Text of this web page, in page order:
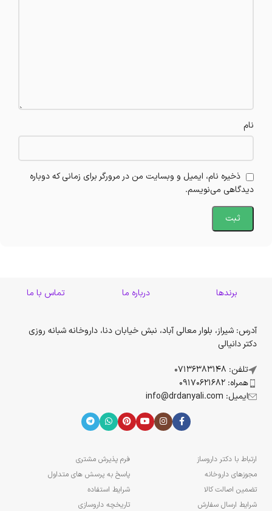
نام
ذخیره نام، ایمیل و وبسایت من در مرورگر برای زمانی که دوباره
دیدگاهی می‌نویسم.
برندها درباره ما تماس با ما
آدرس: شیراز، بلوار معالی آباد، نبش خیابان دنا، داروخانه شبانه روزی
دکتر دانیالی
تلفن: 07136383148
همراه: 09170621682
ایمیل: info@drdanyali.com
ارتباط با دکتر داروساز
مجوزهای داروخانه
تضمین اصالت کالا
شرایط ارسال سفارش
فرم پذیرش مشتری
پاسخ به پرسش های متداول
شرایط استفاده
تاریخچه داروسازی